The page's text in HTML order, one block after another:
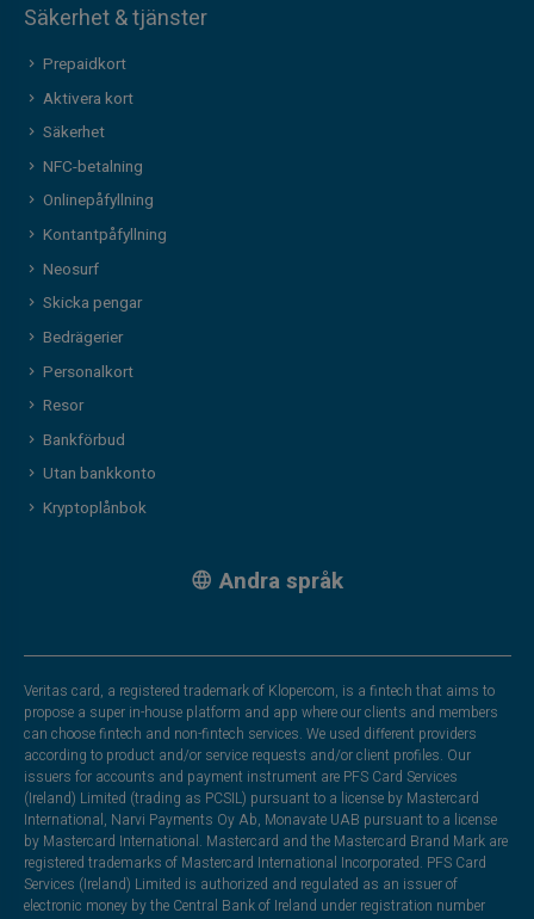
Säkerhet & tjänster
Prepaidkort
Aktivera kort
Säkerhet
NFC-betalning
Onlinepåfyllning
Kontantpåfyllning
Neosurf
Skicka pengar
Bedrägerier
Personalkort
Resor
Bankförbud
Utan bankkonto
Kryptoplånbok
Andra språk
Veritas card, a registered trademark of Klopercom, is a fintech that aims to
propose a super in-house platform and app where our clients and members
can choose fintech and non-fintech services. We used different providers
according to product and/or service requests and/or client profiles. Our
issuers for accounts and payment instrument are PFS Card Services
(Ireland) Limited (trading as PCSIL) pursuant to a license by Mastercard
International, Narvi Payments Oy Ab, Monavate UAB pursuant to a license
by Mastercard International. Mastercard and the Mastercard Brand Mark are
registered trademarks of Mastercard International Incorporated. PFS Card
Services (Ireland) Limited is authorized and regulated as an issuer of
electronic money by the Central Bank of Ireland under registration number